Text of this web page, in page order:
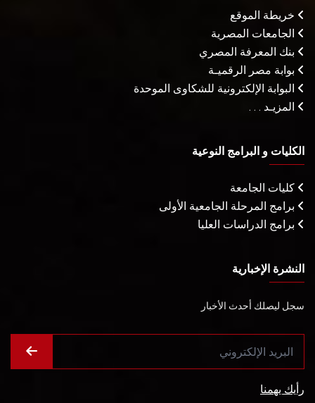
خريطة الموقع
الجامعات المصرية
بنك المعرفة المصري
بوابة مصر الرقميـة
البوابة الإلكترونية للشكاوى الموحدة
المزيـد . . .
الكليات و البرامج النوعية
كليات الجامعة
برامج المرحلة الجامعية الأولى
برامج الدراسات العليا
النشرة الإخبارية
سجل ليصلك أحدث الأخبار
رأيك يهمنا